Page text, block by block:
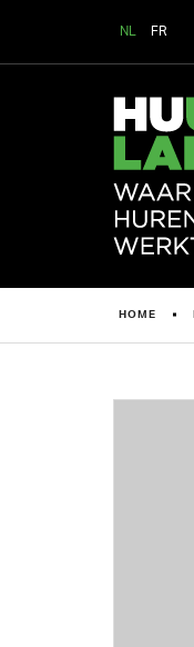
NL FR
HOME